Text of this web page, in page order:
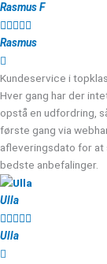
Rasmus F

Rasmus
Kundeservice i
Hver gang har der
opstå en udfordring,
første gang via
afleveringsdato for at
bedste anbefalinger.
Ulla

Ulla